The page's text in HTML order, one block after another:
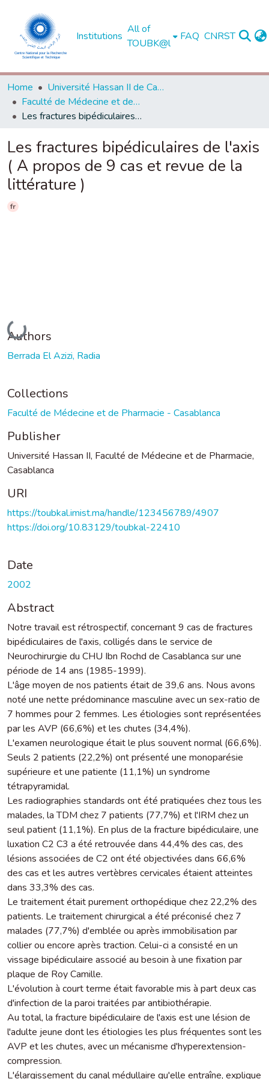
Institutions
All of
TOUBK@l
FAQ CNRST
Home
Université Hassan II de Casablanca
Faculté de Médecine et de Pharmacie - Casablanca
Les fractures bipédiculaires de l'axis ( A propos de 9 cas et revue de la littérature )
Les fractures bipédiculaires de l'axis
( A propos de 9 cas et revue de la
littérature )
fr
Loading...
Authors
Berrada El Azizi, Radia
Collections
Faculté de Médecine et de Pharmacie - Casablanca
Publisher
Université Hassan II, Faculté de Médecine et de Pharmacie,
Casablanca
URI
https://toubkal.imist.ma/handle/123456789/4907
https://doi.org/10.83129/toubkal-22410
Date
2002
Abstract
Notre travail est rétrospectif, concernant 9 cas de fractures
bipédiculaires de l'axis, colligés dans le service de
Neurochirurgie du CHU Ibn Rochd de Casablanca sur une
période de 14 ans (1985-1999).
L'âge moyen de nos patients était de 39,6 ans. Nous avons
noté une nette prédominance masculine avec un sex-ratio de
7 hommes pour 2 femmes. Les étiologies sont représentées
par les AVP (66,6%) et les chutes (34,4%).
L'examen neurologique était le plus souvent normal (66,6%).
Seuls 2 patients (22,2%) ont présenté une monoparésie
supérieure et une patiente (11,1%) un syndrome
tétrapyramidal.
Les radiographies standards ont été pratiquées chez tous les
malades, la TDM chez 7 patients (77,7%) et l'IRM chez un
seul patient (11,1%). En plus de la fracture bipédiculaire, une
luxation C2 C3 a été retrouvée dans 44,4% des cas, des
lésions associées de C2 ont été objectivées dans 66,6%
des cas et les autres vertèbres cervicales étaient atteintes
dans 33,3% des cas.
Le traitement était purement orthopédique chez 22,2% des
patients. Le traitement chirurgical a été préconisé chez 7
malades (77,7%) d'emblée ou après immobilisation par
collier ou encore après traction. Celui-ci a consisté en un
vissage bipédiculaire associé au besoin à une fixation par
plaque de Roy Camille.
L'évolution à court terme était favorable mis à part deux cas
d'infection de la paroi traitées par antibiothérapie.
Au total, la fracture bipédiculaire de l'axis est une lésion de
l'adulte jeune dont les étiologies les plus fréquentes sont les
AVP et les chutes, avec un mécanisme d'hyperextension-
compression.
L'élargissement du canal médullaire qu'elle entraîne, explique